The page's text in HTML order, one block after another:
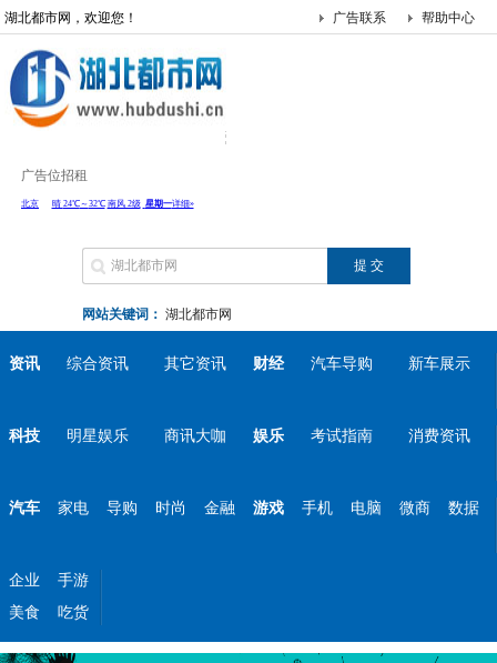
湖北都市网，欢迎您！ 帮助中心
广告联系
广告位招租
网站关键词： 湖北都市网
资讯 综合资讯 其它资讯 财经 汽车导购 新车展示
科技 明星娱乐 商讯大咖 娱乐 考试指南 消费资讯
汽车 家电 导购 时尚 金融 游戏 手机 电脑 微商 数据
企业
手游
美食
吃货